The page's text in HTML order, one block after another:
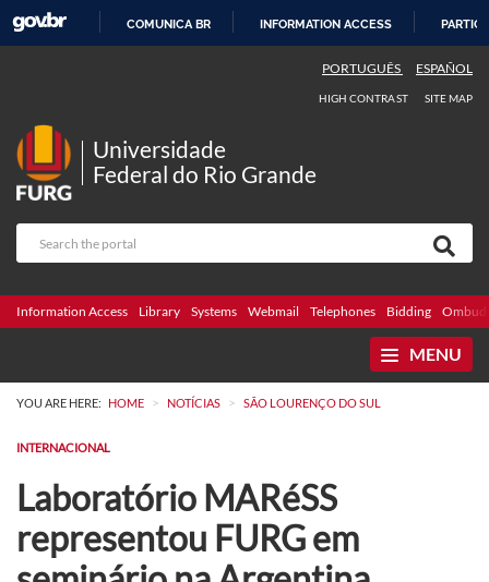
COMUNICA BR INFORMATION ACCESS
PORTUGUÊS ESPAÑOL
HIGH CONTRAST SITE MAP
Universidade
Federal do Rio Grande
Information Access Library Systems Webmail Telephones Bidding
MENU
YOU ARE HERE: HOME > NOTÍCIAS > SÃO LOURENÇO DO SUL
INTERNACIONAL
Laboratório MARéSS
representou FURG em